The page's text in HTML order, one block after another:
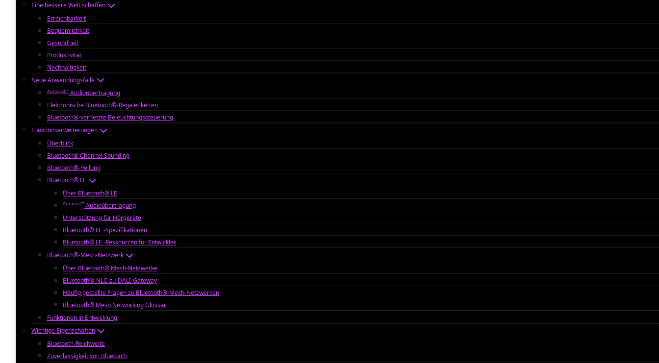
Eine bessere Welt schaffen
Erreichbarkeit
Bequemlichkeit
Gesundheit
Produktivität
Nachhaltigkeit
Neue Anwendungsfälle
Auracast™ Audioübertragung
Elektronische Bluetooth®-Regaletiketten
Bluetooth®-vernetzte Beleuchtungssteuerung
Funktionserweiterungen
Überblick
Bluetooth® Channel Sounding
Bluetooth®-Peilung
Bluetooth® LE
Über Bluetooth® LE
Auracast™ Audioübertragung
Unterstützung für Hörgeräte
Bluetooth® LE -Spezifikationen
Bluetooth® LE -Ressourcen für Entwickler
Bluetooth®-Mesh-Netzwerk
Über Bluetooth® Mesh-Netzwerke
Bluetooth®-NLC-zu-DALI-Gateway
Häufig gestellte Fragen zu Bluetooth®-Mesh-Netzwerken
Bluetooth® Mesh Networking Glossar
Funktionen in Entwicklung
Wichtige Eigenschaften
Bluetooth-Reichweite
Zuverlässigkeit von Bluetooth